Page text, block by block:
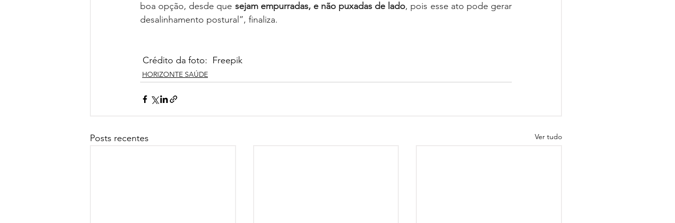
boa opção, desde que sejam empurradas, e não puxadas de lado, pois esse ato pode gerar
desalinhamento postural”, finaliza.
Crédito da foto:  Freepik
HORIZONTE SAÚDE
Posts recentes Ver tudo